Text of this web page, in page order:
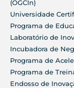
(OGCIn)
Universidade
Programa de
Laboratório de
Incubadora de
Programa de
Programa de
Endosso de